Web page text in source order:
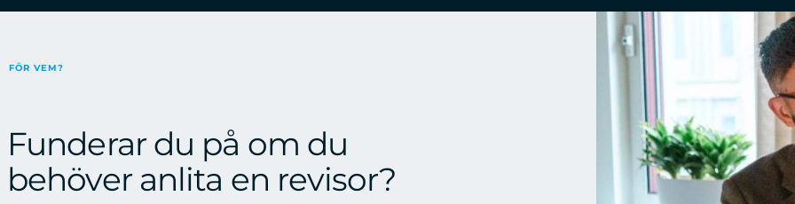
FÖR VEM?
Funderar du på om du
behöver anlita en revisor?